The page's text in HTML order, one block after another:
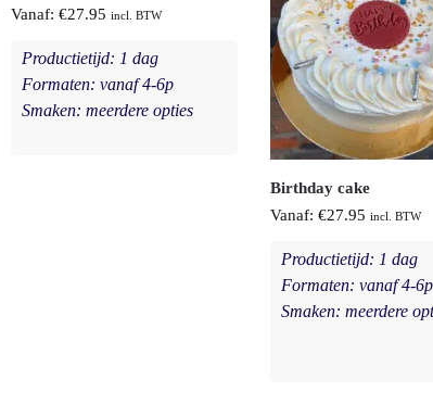
Vanaf: €27.95 incl. BTW
Productietijd: 1 dag
Formaten: vanaf 4-6p
Smaken: meerdere opties
Birthday cake
Vanaf:€27.95 incl. BTW
Productietijd: 1 dag
Formaten: vanaf 4-6p
Smaken: meerdere